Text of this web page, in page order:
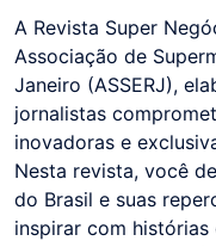
A Revista Super
Associação de
Janeiro (ASSERJ),
jornalistas
inovadoras e
Nesta revista, você
do Brasil e suas
inspirar com histórias